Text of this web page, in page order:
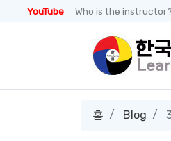
YouTube Who is the instructor?
홈 Blog